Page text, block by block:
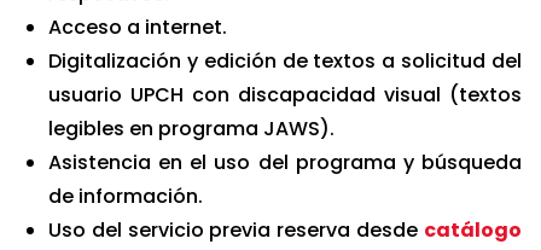
Acceso a internet.
Digitalización y edición de textos a solicitud del
usuario UPCH con discapacidad visual (textos
legibles en programa JAWS).
Asistencia en el uso del programa y búsqueda
de información.
Uso del servicio previa reserva desde catálogo